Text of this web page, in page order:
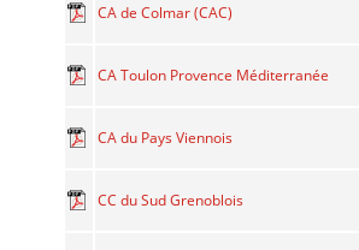
CA de Colmar (CAC)
CA Toulon Provence Méditerranée
CA du Pays Viennois
CC du Sud Grenoblois